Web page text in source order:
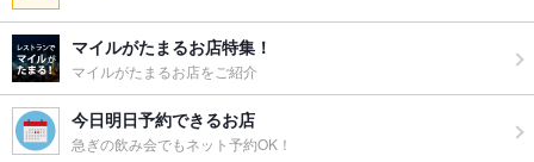
マイルがたまるお店特集！
マイルがたまるお店をご紹介
今日明日予約できるお店
急ぎの飲み会でもネット予約OK！